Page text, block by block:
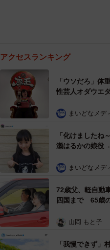
アクセスランキング
「ウソだろ」体
性芸人オダウエ
で」 まいどなメデ
「化けましたね
瀬はるかの娘役
雰囲気が」「宝
まいどなメデ
72歳父、軽自動
四国まで 65歳
憩まで分刻み…
山岡 もと子
「我慢できず」